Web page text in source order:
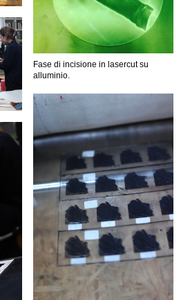
Fase di incisione in lasercut su
alluminio.